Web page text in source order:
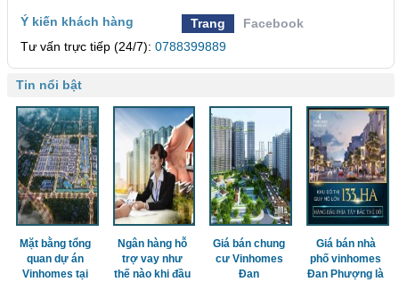
Ý kiến khách hàng Trang
Facebook
Tư vấn trực tiếp (24/7): 0788399889
Tin nổi bật
Mặt bằng tổng
quan dự án
Vinhomes tại
Ngân hàng hỗ
trợ vay như
thế nào khi đầu
Giá bán chung
cư Vinhomes
Đan
Giá bán nhà
phố vinhomes
Đan Phượng là